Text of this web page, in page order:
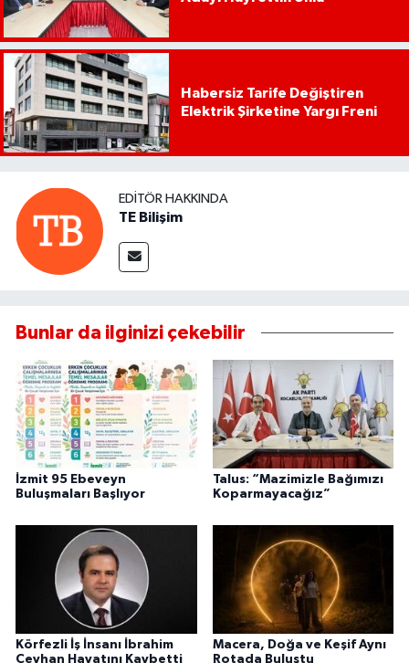
Habersiz Tarife Değiştiren
Elektrik Şirketine Yargı Freni
EDITÖR HAKKINDA
TE Bilişim
Bunlar da ilginizi çekebilir
İzmit 95 Ebeveyn
Buluşmaları Başlıyor
Talus: “Mazimizle Bağımızı
Koparmayacağız”
Körfezli İş İnsanı İbrahim
Ceyhan Hayatını Kaybetti
Macera, Doğa ve Keşif Aynı
Rotada Buluştu